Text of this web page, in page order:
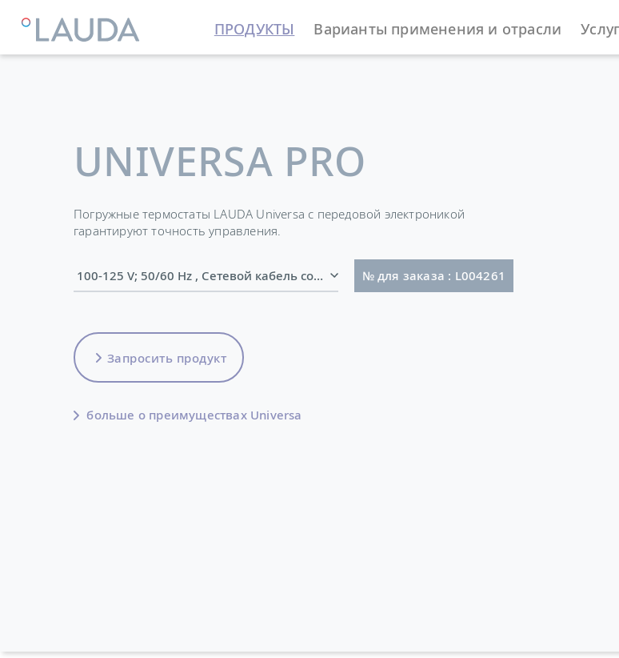
ПРОДУКТЫ Варианты применения и отрасли
LAUDA Термостатирующие устройства Термостаты Погружные термостаты Universa
UNIVERSA PRO
Погружные термостаты LAUDA Universa с передовой электроникой
гарантируют точность управления.
100-125 V; 50/60 Hz , Сетевой кабель со штекером (NEMA 5-15P)
№ для заказа : L004261
Запросить продукт
больше о преимуществах Universa